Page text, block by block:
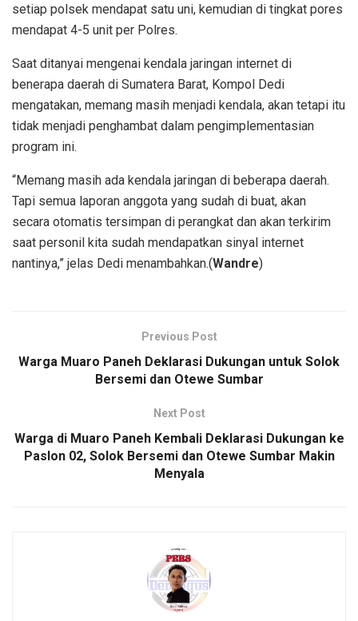
setiap polsek mendapat satu uni, kemudian di tingkat pores
mendapat 4-5 unit per Polres.
Saat ditanyai mengenai kendala jaringan internet di
benerapa daerah di Sumatera Barat, Kompol Dedi
mengatakan, memang masih menjadi kendala, akan tetapi itu
tidak menjadi penghambat dalam pengimplementasian
program ini.
“Memang masih ada kendala jaringan di beberapa daerah.
Tapi semua laporan anggota yang sudah di buat, akan
secara otomatis tersimpan di perangkat dan akan terkirim
saat personil kita sudah mendapatkan sinyal internet
nantinya,” jelas Dedi menambahkan.(Wandre)
Previous Post
Warga Muaro Paneh Deklarasi Dukungan untuk Solok
Bersemi dan Otewe Sumbar
Next Post
Warga di Muaro Paneh Kembali Deklarasi Dukungan ke
Paslon 02, Solok Bersemi dan Otewe Sumbar Makin
Menyala